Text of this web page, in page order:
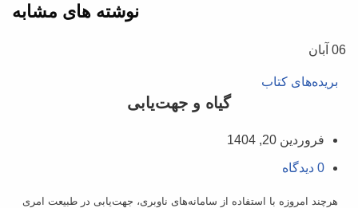
نوشته های مشابه
06 آبان
بریده‌های کتاب
گیاه و جهت‌یابی
فروردین 20, 1404
0 دیدگاه
هرچند امروزه با استفاده از سامانه‌های ناوبری، جهت‌یابی در طبیعت امری